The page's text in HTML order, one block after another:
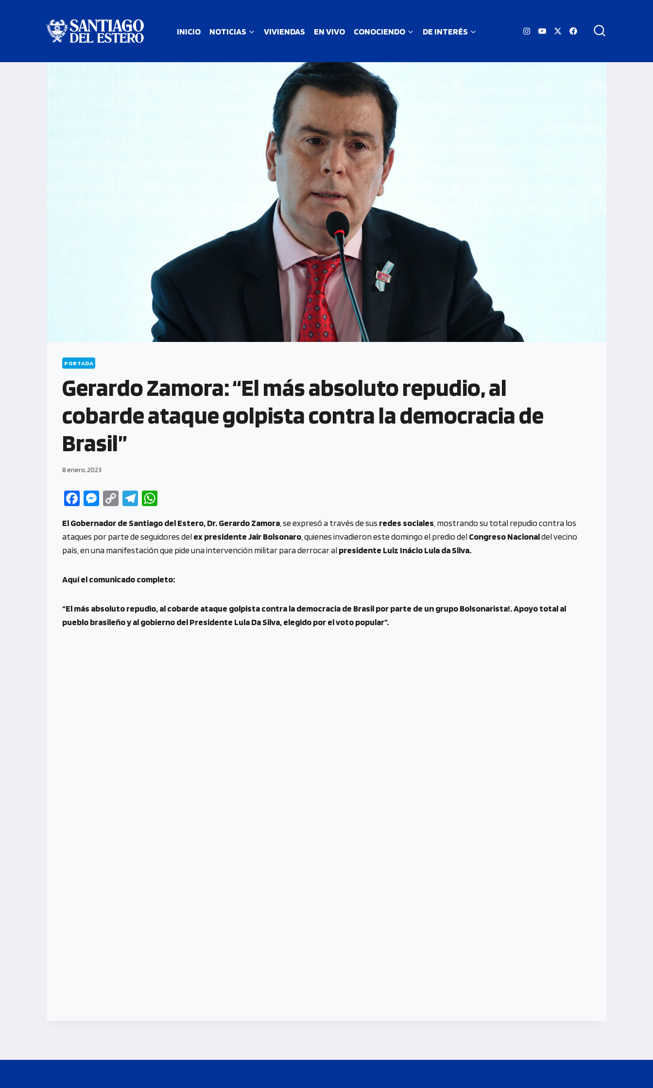
INICIO NOTICIAS VIVIENDAS EN VIVO CONOCIENDO DE INTERÉS
PORTADA
Gerardo Zamora: “El más absoluto repudio, al
cobarde ataque golpista contra la democracia de
Brasil”
8 enero, 2023
Fa
b
o
k
M
se
n
er
C
py
Li
k
Te
gr
a
at
s
A
p
El Gobernador de Santiago del Estero, Dr. Gerardo Zamora , se expresó a través de sus redes sociales , mostrando su total repudio contra los
ataques por parte de seguidores delex presidente Jair Bolsonaro , quienes invadieron este domingo el predio delCongreso Nacionaldel vecino
país, en una manifestación que pide una intervención militar para derrocar alpresidente Luiz Inácio Lula da Silva.
Aquí el comunicado completo:
“El más absoluto repudio, al cobarde ataque golpista contra la democracia de Brasil por parte de un grupo Bolsonarista!. Apoyo total al
pueblo brasileño y al gobierno del Presidente Lula Da Silva, elegido por el voto popular”.